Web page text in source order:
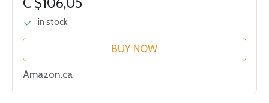
Heavy Duty Electro-shielding kit XL
pour...
in stock
BUY NOW
Amazon.ca